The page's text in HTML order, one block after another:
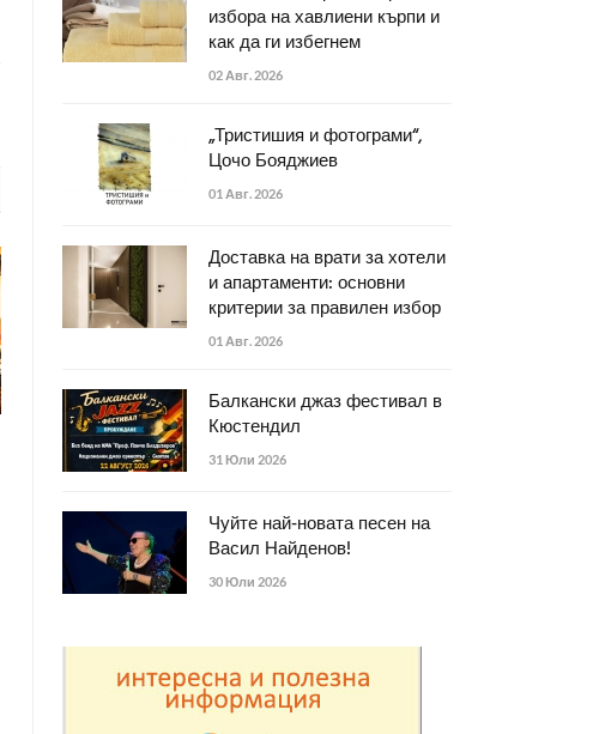
избора на хавлиени кърпи и
как да ги избегнем
02 Авг. 2026
„Тристишия и фотограми“,
Цочо Бояджиев
01 Авг. 2026
Доставка на врати за хотели
и апартаменти: основни
критерии за правилен избор
01 Авг. 2026
Балкански джаз фестивал в
Кюстендил
31 Юли 2026
Чуйте най-новата песен на
Васил Найденов!
30 Юли 2026